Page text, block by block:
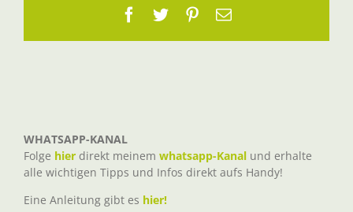
Facebook
TwitterPinterest
E-
WHATSAPP-KANAL
Folge hier direkt meinem whatsapp-Kanal und erhalte
alle wichtigen Tipps und Infos direkt aufs Handy!
Eine Anleitung gibt es hier!